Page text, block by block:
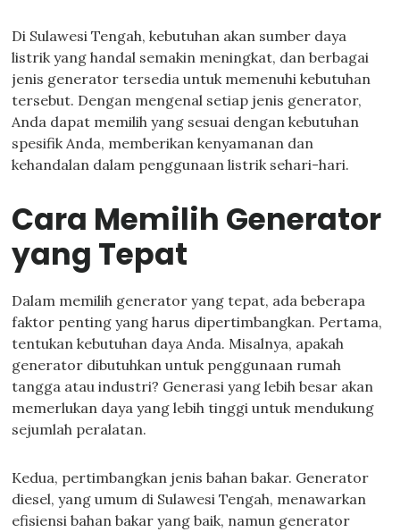
Di Sulawesi Tengah, kebutuhan akan sumber daya
listrik yang handal semakin meningkat, dan berbagai
jenis generator tersedia untuk memenuhi kebutuhan
tersebut. Dengan mengenal setiap jenis generator,
Anda dapat memilih yang sesuai dengan kebutuhan
spesifik Anda, memberikan kenyamanan dan
kehandalan dalam penggunaan listrik sehari-hari.
Cara Memilih Generator
yang Tepat
Dalam memilih generator yang tepat, ada beberapa
faktor penting yang harus dipertimbangkan. Pertama,
tentukan kebutuhan daya Anda. Misalnya, apakah
generator dibutuhkan untuk penggunaan rumah
tangga atau industri? Generasi yang lebih besar akan
memerlukan daya yang lebih tinggi untuk mendukung
sejumlah peralatan.
Kedua, pertimbangkan jenis bahan bakar. Generator
diesel, yang umum di Sulawesi Tengah, menawarkan
efisiensi bahan bakar yang baik, namun generator